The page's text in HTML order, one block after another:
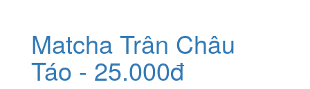
Matcha Trân Châu
Táo - 25.000đ